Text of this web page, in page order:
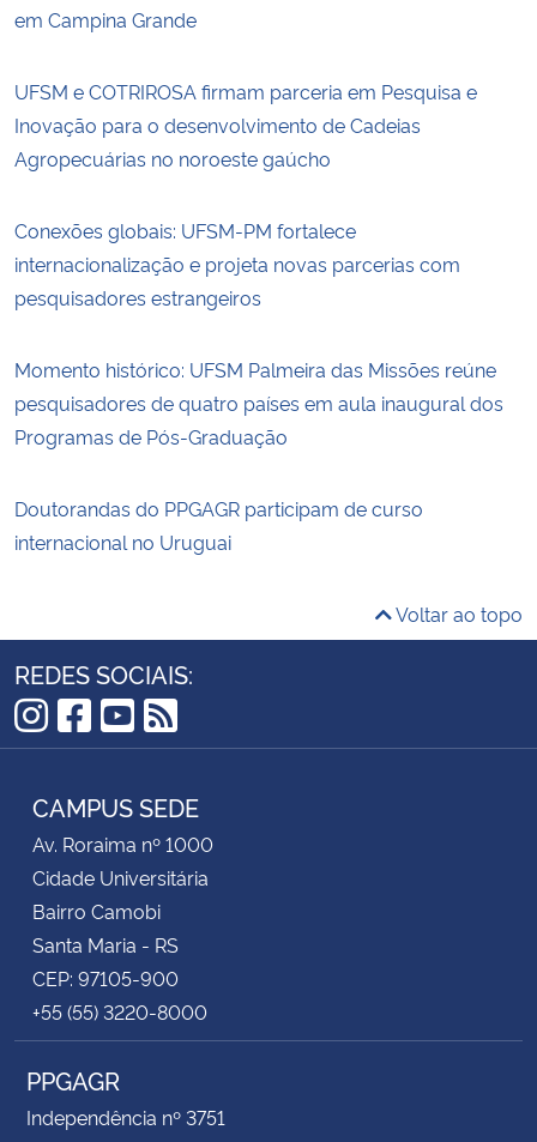
em Campina Grande
UFSM e COTRIROSA firmam parceria em Pesquisa e
Inovação para o desenvolvimento de Cadeias
Agropecuárias no noroeste gaúcho
Conexões globais: UFSM-PM fortalece
internacionalização e projeta novas parcerias com
pesquisadores estrangeiros
Momento histórico: UFSM Palmeira das Missões reúne
pesquisadores de quatro países em aula inaugural dos
Programas de Pós-Graduação
Doutorandas do PPGAGR participam de curso
internacional no Uruguai
Voltar ao topo
REDES SOCIAIS:
Instagram
Facebook
YouTube
RSS
CAMPUS SEDE
Av. Roraima nº 1000
Cidade Universitária
Bairro Camobi
Santa Maria - RS
CEP: 97105-900
+55 (55) 3220-8000
PPGAGR
Independência nº 3751